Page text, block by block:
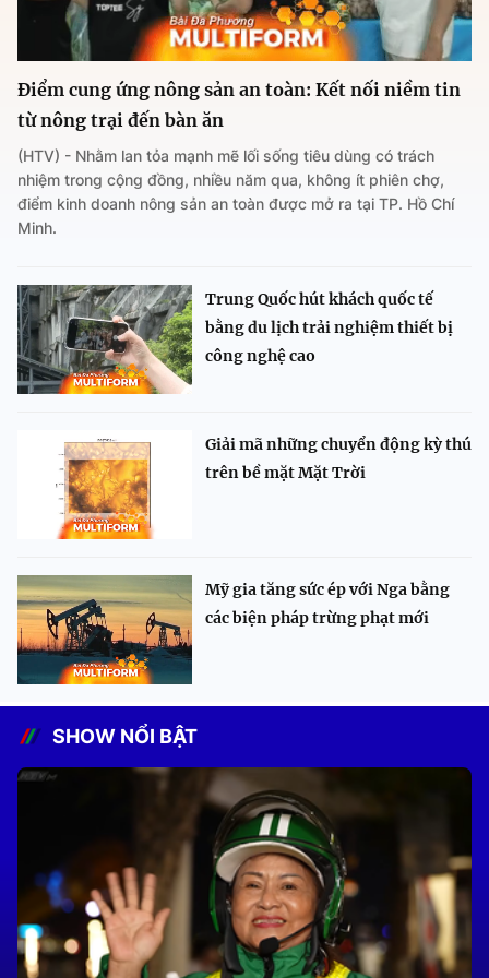
Điểm cung ứng nông sản an toàn: Kết nối niềm tin
từ nông trại đến bàn ăn
(HTV) - Nhằm lan tỏa mạnh mẽ lối sống tiêu dùng có trách
nhiệm trong cộng đồng, nhiều năm qua, không ít phiên chợ,
điểm kinh doanh nông sản an toàn được mở ra tại TP. Hồ Chí
Minh.
Trung Quốc hút khách quốc tế
bằng du lịch trải nghiệm thiết bị
công nghệ cao
Giải mã những chuyển động kỳ thú
trên bề mặt Mặt Trời
Mỹ gia tăng sức ép với Nga bằng
các biện pháp trừng phạt mới
SHOW NỔI BẬT